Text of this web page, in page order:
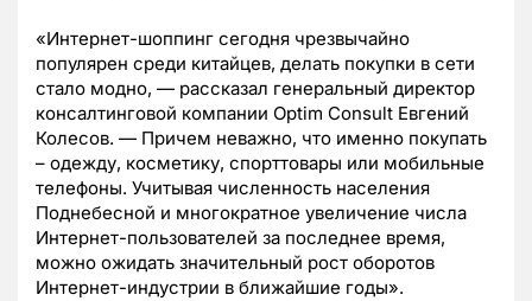
«Интернет-шоппинг сегодня чрезвычайно
популярен среди китайцев, делать покупки в сети
стало модно, — рассказал генеральный директор
консалтинговой компании Optim Consult Евгений
Колесов. — Причем неважно, что именно покупать
– одежду, косметику, спорттовары или мобильные
телефоны. Учитывая численность населения
Поднебесной и многократное увеличение числа
Интернет-пользователей за последнее время,
можно ожидать значительный рост оборотов
Интернет-индустрии в ближайшие годы».